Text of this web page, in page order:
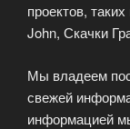
проектов,
John, Скачки
Мы владеем
свежей
информацией